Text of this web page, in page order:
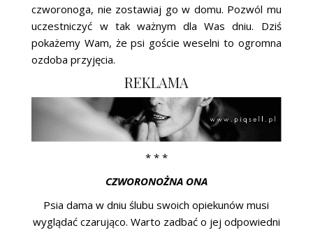
MAGAZYNY
ARCHIWUM
czworonoga, nie zostawiaj go w domu. Pozwól mu
uczestniczyć w tak ważnym dla Was dniu. Dziś
pokażemy Wam, że psi goście weselni to ogromna
ozdoba przyjęcia.
REKLAMA
* * *
CZWORONOŻNA ONA
Psia dama w dniu ślubu swoich opiekunów musi
wyglądać czarująco. Warto zadbać o jej odpowiedni